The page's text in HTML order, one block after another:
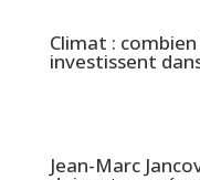
Climat :
investissent
Jean-Marc